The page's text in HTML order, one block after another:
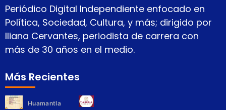
Periódico Digital Independiente enfocado en
Política, Sociedad, Cultura, y más; dirigido por
Iliana Cervantes, periodista de carrera con
más de 30 años en el medio.
Más Recientes
Huamantla